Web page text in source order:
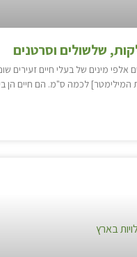
שלשולים וסרטנים
מינים של בעלי חיים זעירים
המילימטר] לכמה ס"מ. הם חיים הן